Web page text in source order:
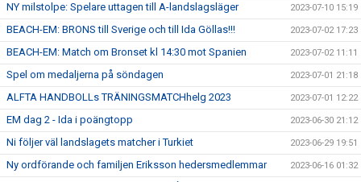
NY milstolpe: Spelare uttagen till A-landslagsläger 2023-07-10 15:19
BEACH-EM: BRONS till Sverige och till Ida Göllas!!! 2023-07-02 17:23
BEACH-EM: Match om Bronset kl 14:30 mot Spanien 2023-07-02 11:11
Spel om medaljerna på söndagen 2023-07-01 21:18
ALFTA HANDBOLLs TRÄNINGSMATCHhelg 2023 2023-07-01 12:22
EM dag 2 - Ida i poängtopp 2023-06-30 21:12
Ni följer väl landslagets matcher i Turkiet 2023-06-29 19:51
Ny ordförande och familjen Eriksson hedersmedlemmar 2023-06-16 01:32